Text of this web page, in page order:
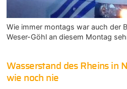
Wie immer montags war auch der
Weser-Göhl an diesem Montag
Wasserstand des Rheins in
wie noch nie